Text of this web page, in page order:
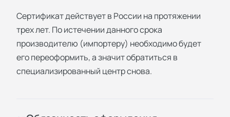
Сертификат действует в России на протяжении
трех лет. По истечении данного срока
производителю (импортеру) необходимо будет
его переоформить, а значит обратиться в
специализированный центр снова.